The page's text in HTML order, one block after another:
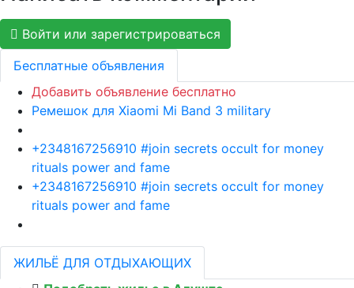
Войти или зарегистрироваться
Бесплатные объявления
Добавить объявление бесплатно
Ремешок для Xiaomi Mi Band 3 military
+2348167256910 #join secrets occult for money
rituals power and fame
+2348167256910 #join secrets occult for money
rituals power and fame
ЖИЛЬЁ ДЛЯ ОТДЫХАЮЩИХ